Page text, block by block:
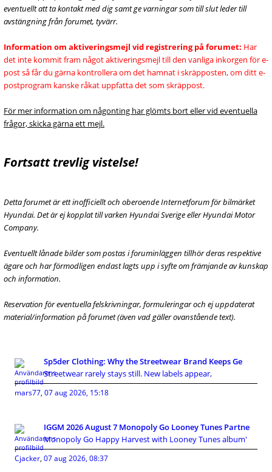
eventuellt att ta kontakt med dig samt ge varningar som till slut leder till
avstängning från forumet, tyvärr.
Information om aktiveringsmejl vid registrering på forumet: Har
det inte kommit fram något aktiveringsmejl till den vanliga inkorgen för e-
post så får du gärna kontrollera om det hamnat i skräpposten, om ditt e-
postprogram kanske råkat uppfatta det som skräppost.
För mer information om någonting har glömts bort eller vid eventuella
frågor, skicka gärna ett mejl.
Fortsatt trevlig vistelse!
Detta forumet är ett inofficiellt och oberoende Internetforum för bilmärket
Hyundai. Det är ej kopplat till varken Hyundai Sverige eller Hyundai Motor
Company.
Eventuellt lånade bilder som postas i foruminläggen tillhör deras respektive
ägare och har förmodligen endast lagts upp i syfte om främjande av kunskap
och information.
Reservation för eventuella felskrivningar, formuleringar och ej uppdaterat
material/information på forumet (även vad gäller ovanstående text).
Sp5der Clothing: Why the Streetwear Brand Keeps Ge
Streetwear rarely stays still. New labels appear,
mars77, 07 aug 2026, 15:18
IGGM 2026 August 7 Monopoly Go Looney Tunes Partne
Monopoly Go Happy Harvest with Looney Tunes album'
Cjacker, 07 aug 2026, 08:37